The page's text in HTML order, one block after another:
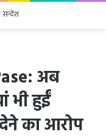
अब
भी हुईं
का आरोप